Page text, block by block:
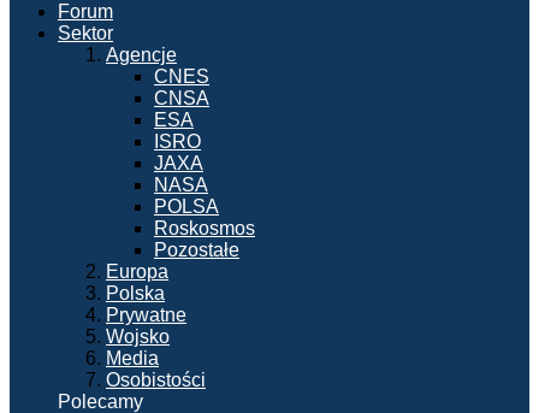
Forum
Sektor
Agencje
CNES
CNSA
ESA
ISRO
JAXA
NASA
POLSA
Roskosmos
Pozostałe
Europa
Polska
Prywatne
Wojsko
Media
Osobistości
Polecamy